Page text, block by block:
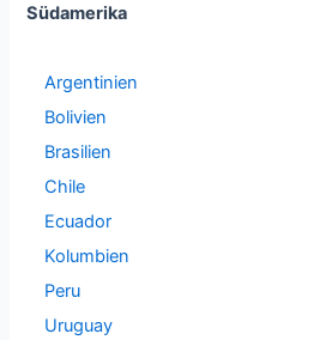
Südamerika
Argentinien
Bolivien
Brasilien
Chile
Ecuador
Kolumbien
Peru
Uruguay